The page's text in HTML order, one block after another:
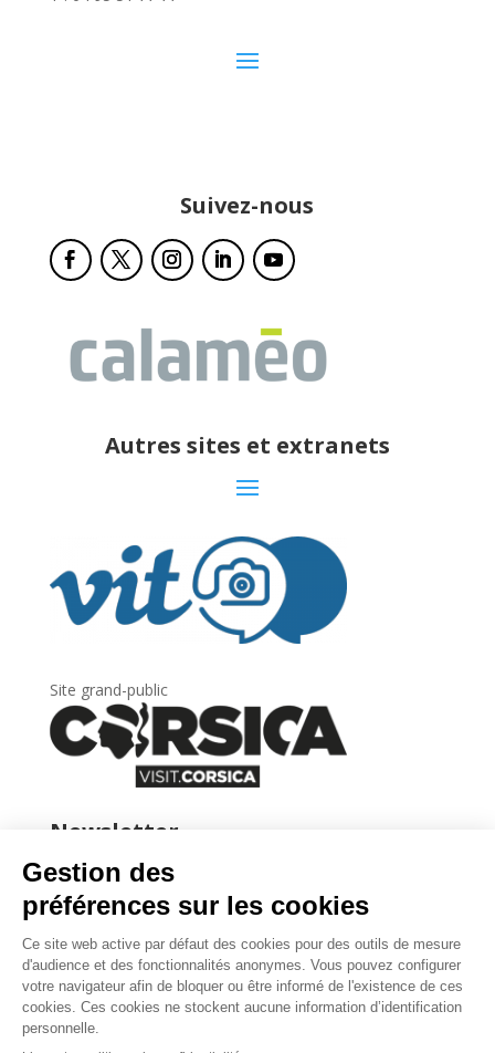
Suivez-nous
Autres sites et extranets
Site grand-public
Newsletter
Inscrivez-vous àla lettre d’information
l’Agence du tourisme de la Corse..